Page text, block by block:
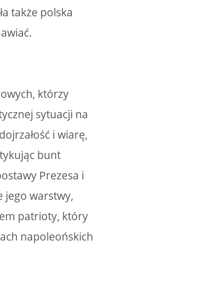
także polska
którzy
sytuacji na
i wiarę,
bunt
Prezesa i
jego warstwy,
patrioty, który
napoleońskich